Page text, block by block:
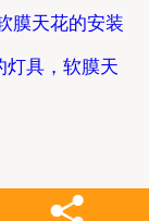
膜天花的安装
灯具，软膜天
